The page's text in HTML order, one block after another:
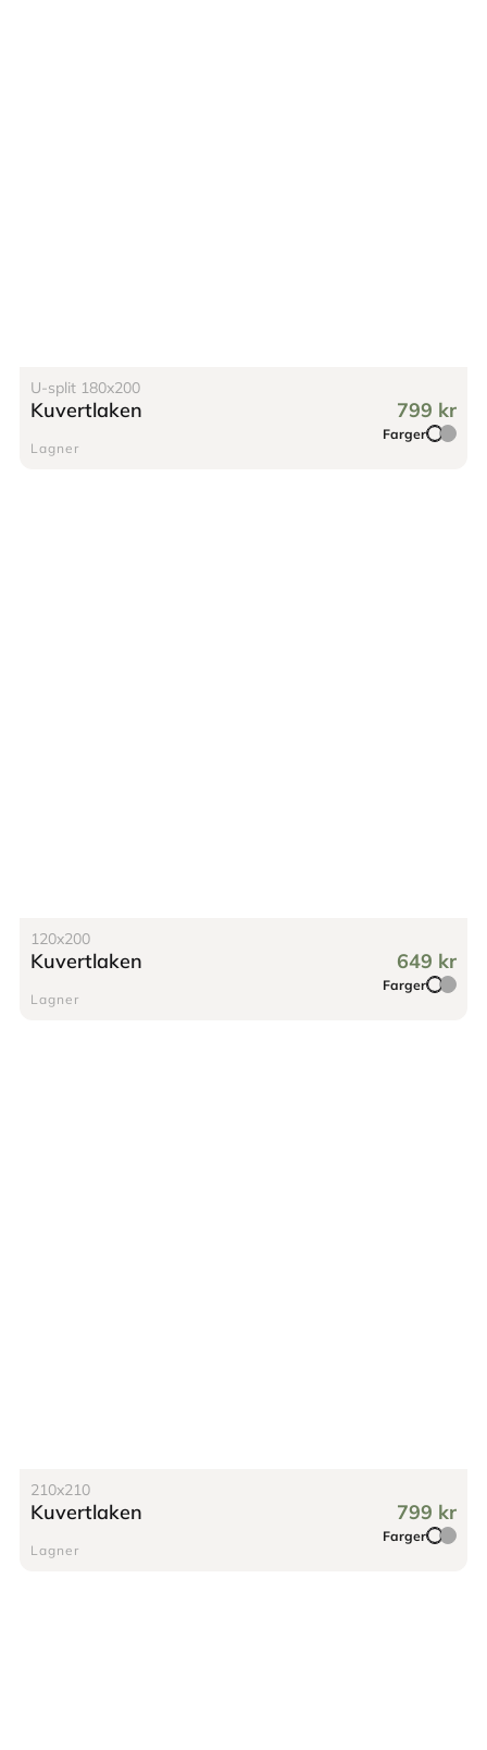
U-split 180x200
Kuvertlaken
Lagner
799 kr
Farger
120x200
Kuvertlaken
Lagner
649 kr
Farger
210x210
Kuvertlaken
Lagner
799 kr
Farger